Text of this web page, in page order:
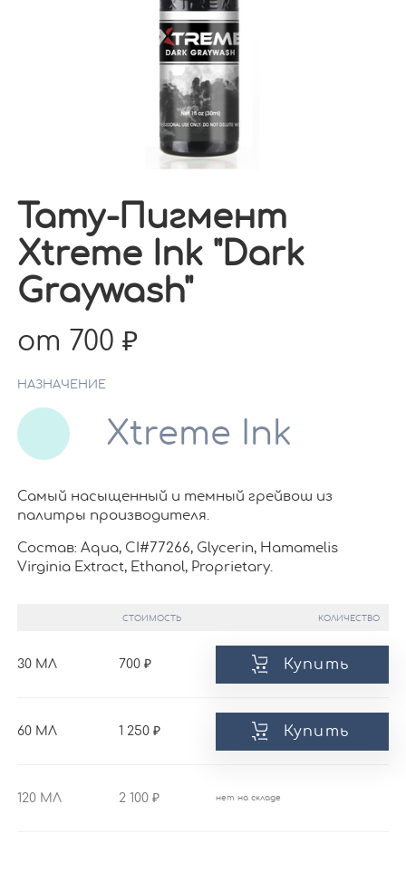
Тату-Пигмент
Xtreme Ink "Dark
Graywash"
от 700
НАЗНАЧЕНИЕ
Xtreme Ink
Самый насыщенный и темный грейвош из
палитры производителя.
Состав: Aqua, CI#77266, Glycerin, Hamamelis
Virginia Extract, Ethanol, Proprietary.
СТОИМОСТЬ КОЛИЧЕСТВО
30 МЛ 700 Купить
60 МЛ 1 250 Купить
120 МЛ 2 100 нет на складе